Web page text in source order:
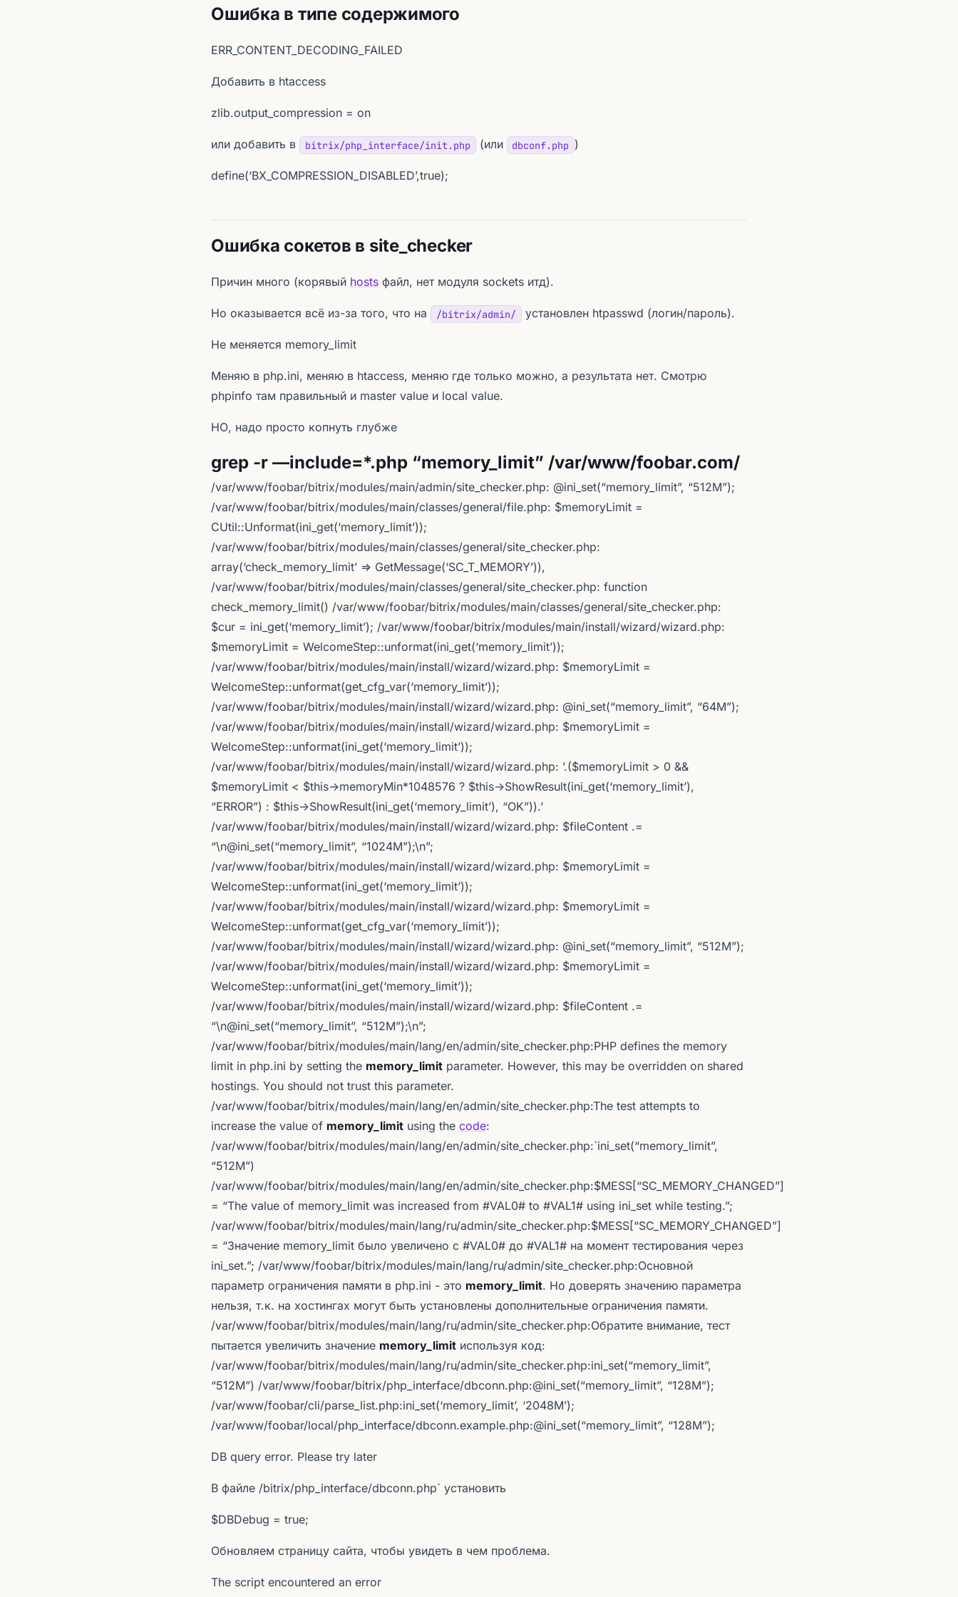
Ошибка в типе содержимого
ERR_CONTENT_DECODING_FAILED
Добавить в htaccess
zlib.output_compression = on
или добавить в bitrix/php_interface/init.php (или dbconf.php )
define(‘BX_COMPRESSION_DISABLED’,true);
Ошибка сокетов в site_checker
Причин много (корявый hosts файл, нет модуля sockets итд).
Но оказывается всё из-за того, что на /bitrix/admin/ установлен htpasswd (логин/пароль).
Не меняется memory_limit
Меняю в php.ini, меняю в htaccess, меняю где только можно, а результата нет. Смотрю
phpinfo там правильный и master value и local value.
НО, надо просто копнуть глубже
grep -r —include=*.php “memory_limit” /var/www/foobar.com/
/var/www/foobar/bitrix/modules/main/admin/site_checker.php: @ini_set(“memory_limit”, “512M”);
/var/www/foobar/bitrix/modules/main/classes/general/file.php: $memoryLimit =
CUtil::Unformat(ini_get(‘memory_limit’));
/var/www/foobar/bitrix/modules/main/classes/general/site_checker.php:
array(‘check_memory_limit’ => GetMessage(‘SC_T_MEMORY’)),
/var/www/foobar/bitrix/modules/main/classes/general/site_checker.php: function
check_memory_limit() /var/www/foobar/bitrix/modules/main/classes/general/site_checker.php:
$cur = ini_get(‘memory_limit’); /var/www/foobar/bitrix/modules/main/install/wizard/wizard.php:
$memoryLimit = WelcomeStep::unformat(ini_get(‘memory_limit’));
/var/www/foobar/bitrix/modules/main/install/wizard/wizard.php: $memoryLimit =
WelcomeStep::unformat(get_cfg_var(‘memory_limit’));
/var/www/foobar/bitrix/modules/main/install/wizard/wizard.php: @ini_set(“memory_limit”, “64M”);
/var/www/foobar/bitrix/modules/main/install/wizard/wizard.php: $memoryLimit =
WelcomeStep::unformat(ini_get(‘memory_limit’));
/var/www/foobar/bitrix/modules/main/install/wizard/wizard.php: ’.($memoryLimit > 0 &&
$memoryLimit < $this->memoryMin*1048576 ? $this->ShowResult(ini_get(‘memory_limit’),
“ERROR”) : $this->ShowResult(ini_get(‘memory_limit’), “OK”)).’
/var/www/foobar/bitrix/modules/main/install/wizard/wizard.php: $fileContent .=
“\n@ini_set(“memory_limit”, “1024M”);\n”;
/var/www/foobar/bitrix/modules/main/install/wizard/wizard.php: $memoryLimit =
WelcomeStep::unformat(ini_get(‘memory_limit’));
/var/www/foobar/bitrix/modules/main/install/wizard/wizard.php: $memoryLimit =
WelcomeStep::unformat(get_cfg_var(‘memory_limit’));
/var/www/foobar/bitrix/modules/main/install/wizard/wizard.php: @ini_set(“memory_limit”, “512M”);
/var/www/foobar/bitrix/modules/main/install/wizard/wizard.php: $memoryLimit =
WelcomeStep::unformat(ini_get(‘memory_limit’));
/var/www/foobar/bitrix/modules/main/install/wizard/wizard.php: $fileContent .=
“\n@ini_set(“memory_limit”, “512M”);\n”;
/var/www/foobar/bitrix/modules/main/lang/en/admin/site_checker.php:PHP defines the memory
limit in php.ini by setting the memory_limit parameter. However, this may be overridden on shared
hostings. You should not trust this parameter.
/var/www/foobar/bitrix/modules/main/lang/en/admin/site_checker.php:The test attempts to
increase the value of memory_limit using the code:
/var/www/foobar/bitrix/modules/main/lang/en/admin/site_checker.php:`ini_set(“memory_limit”,
“512M”)
/var/www/foobar/bitrix/modules/main/lang/en/admin/site_checker.php:$MESS[“SC_MEMORY_CHANGED”]
= “The value of memory_limit was increased from #VAL0# to #VAL1# using ini_set while testing.”;
/var/www/foobar/bitrix/modules/main/lang/ru/admin/site_checker.php:$MESS[“SC_MEMORY_CHANGED”]
= “Значение memory_limit было увеличено с #VAL0# до #VAL1# на момент тестирования через
ini_set.”; /var/www/foobar/bitrix/modules/main/lang/ru/admin/site_checker.php:Основной
параметр ограничения памяти в php.ini - это memory_limit. Но доверять значению параметра
нельзя, т.к. на хостингах могут быть установлены дополнительные ограничения памяти.
/var/www/foobar/bitrix/modules/main/lang/ru/admin/site_checker.php:Обратите внимание, тест
пытается увеличить значение memory_limit используя код:
/var/www/foobar/bitrix/modules/main/lang/ru/admin/site_checker.php:ini_set(“memory_limit”,
“512M”) /var/www/foobar/bitrix/php_interface/dbconn.php:@ini_set(“memory_limit”, “128M”);
/var/www/foobar/cli/parse_list.php:ini_set(‘memory_limit’, ‘2048M’);
/var/www/foobar/local/php_interface/dbconn.example.php:@ini_set(“memory_limit”, “128M”);
DB query error. Please try later
В файле /bitrix/php_interface/dbconn.php` установить
$DBDebug = true;
Обновляем страницу сайта, чтобы увидеть в чем проблема.
The script encountered an error